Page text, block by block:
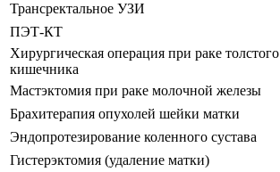
Трансректальное УЗИ
ПЭТ-КТ
Хирургическая операция при раке толстого
кишечника
Мастэктомия при раке молочной железы
Брахитерапия опухолей шейки матки
Эндопротезирование коленного сустава
Гистерэктомия (удаление матки)